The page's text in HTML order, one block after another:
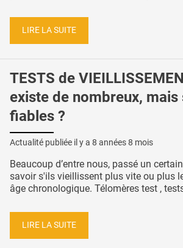
LIRE LA SUITE
TESTS de
existe de nombreux,
fiables ?
Actualité publiée il y a 8 années 8 mois
Beaucoup d’entre nous, passé un
savoir s'ils vieillissent plus vite ou plus
âge chronologique. Télomères test ,
LIRE LA SUITE